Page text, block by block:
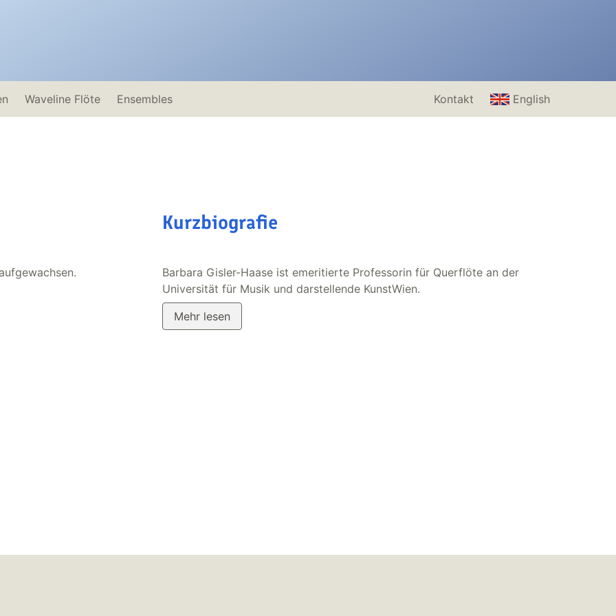
Waveline Flöte Ensembles Kontakt English
Kurzbiografie
Barbara Gisler-Haase ist emeritierte Professorin für Querflöte an der
Universität für Musik und darstellende KunstWien.
Mehr lesen